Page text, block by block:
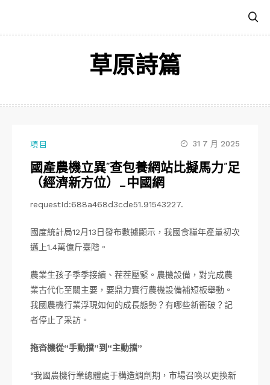
主
草原詩篇
項目 31 7 月 2025
國產農機立異“查包養網站比擬馬力”足
（經濟新方位）_中國網
requestId:688a468d3cde51.91543227.
國度統計局12月13日發布數據顯示，我國食糧年產量初次
邁上1.4萬億斤臺階。
農業生孩子季季接續、茬茬壓緊。農機設備，對完成農
業古代化至關主要，要鼎力實行農機設備補短板舉動。
我國農機行業浮現如何的成長態勢？有哪些新衝破？記
者停止了采訪。
拖沓機從“手動擋”到“主動擋”
“我國農機行業總體處于構造調劑期，市場召喚以更換新